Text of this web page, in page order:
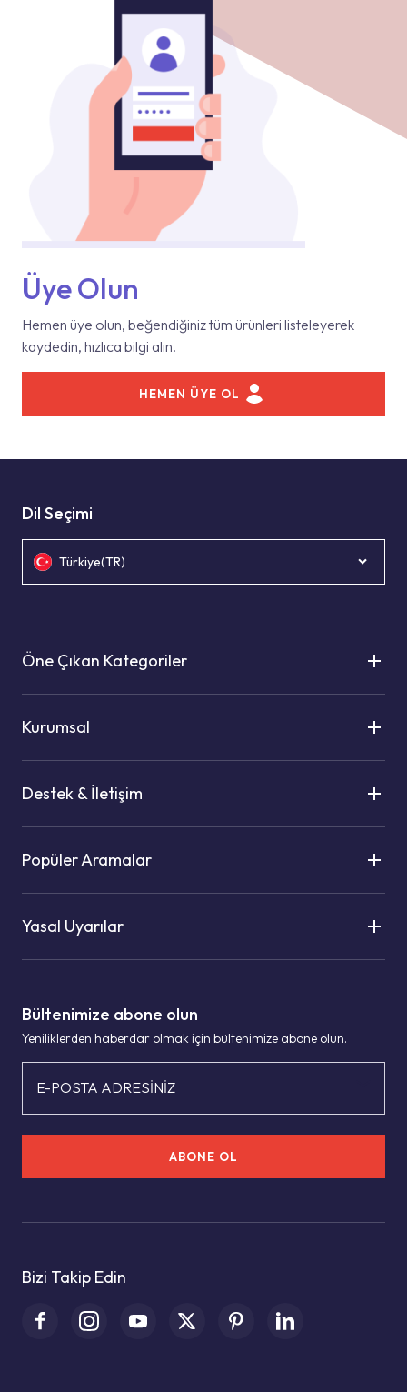
Üye Olun
Hemen üye olun, beğendiğiniz tüm ürünleri listeleyerek
kaydedin, hızlıca bilgi alın.
HEMEN ÜYE OL
Bültenimize abone olun
Yeniliklerden haberdar olmak için bültenimize abone olun.
E-POSTA ADRESİNİZ
ABONE OL
Bizi Takip Edin
Dil Seçimi
Türkiye(TR)
Öne Çıkan Kategoriler
Kurumsal
Destek & İletişim
Popüler Aramalar
Yasal Uyarılar